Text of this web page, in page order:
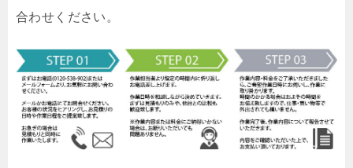
合わせください。